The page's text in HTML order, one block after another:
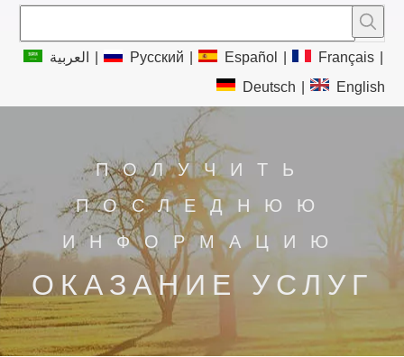
العربية Pусский Español Français
Deutsch
English
ПОЛУЧИТЬ
ПОСЛЕДНЮЮ
ИНФОРМАЦИЮ
ОКАЗАНИЕ УСЛУГ